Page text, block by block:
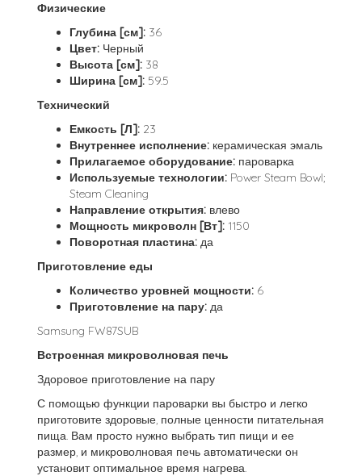
Физические
Глубина [см]: 36
Цвет: Черный
Высота [см]: 38
Ширина [см]: 59.5
Технический
Емкость [Л]: 23
Внутреннее исполнение: керамическая эмаль
Прилагаемое оборудование: пароварка
Используемые технологии: Power Steam Bowl;
Steam Cleaning
Направление открытия: влево
Мощность микроволн [Вт]: 1150
Поворотная пластина: да
Приготовление еды
Количество уровней мощности: 6
Приготовление на пару: да
Samsung FW87SUB
Встроенная микроволновая печь
Здоровое приготовление на пару
С помощью функции пароварки вы быстро и легко
приготовите здоровые, полные ценности питательная
пища. Вам просто нужно выбрать тип пищи и ее
размер, и микроволновая печь автоматически он
установит оптимальное время нагрева.